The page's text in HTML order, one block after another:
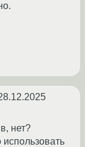
нет?